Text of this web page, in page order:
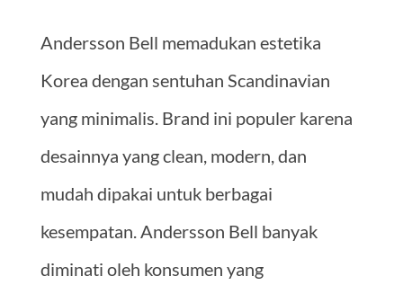
Andersson Bell memadukan estetika
Korea dengan sentuhan Scandinavian
yang minimalis. Brand ini populer karena
desainnya yang clean, modern, dan
mudah dipakai untuk berbagai
kesempatan. Andersson Bell banyak
diminati oleh konsumen yang